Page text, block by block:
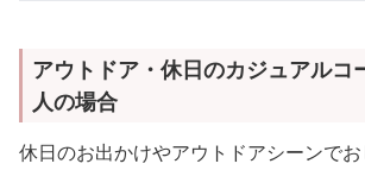
アウトドア・休日のカジュアルコ
人の場合
休日のお出かけやアウトドアシーンで